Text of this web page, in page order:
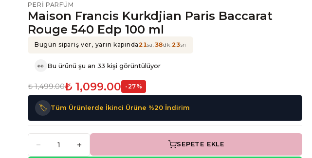
PERI PARFÜM
Maison Francis Kurkdjian Paris Baccarat
Rouge 540 Edp 100 ml
Bugün sipariş ver, yarın kapında21sa :38dk:22sn
👀 Bu ürünü şu an 33 kişi görüntülüyor
₺ 1,499.00₺ 1,099.00 - 27%
🏷️ Tüm Ürünlerde İkinci Ürüne %20 İndirim
SEPETE EKLE